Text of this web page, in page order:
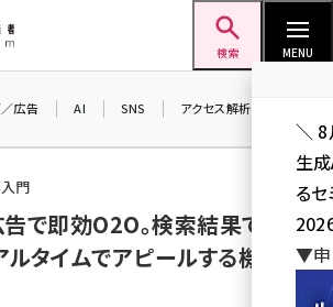
検索 MENU
／広告 AI SNS アクセス解析／データ分析
門
告で即効O2O。検索結果で店舗
ルタイムでアピールする機能が
＼ 8
生
る
▼申